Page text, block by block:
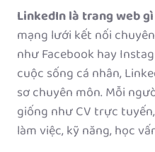
LinkedIn là trang web gì
mạng lưới kết nối
như Facebook hay
cuộc sống cá nhân,
sơ chuyên môn. Mỗi
giống như CV trực
làm việc, kỹ năng, học